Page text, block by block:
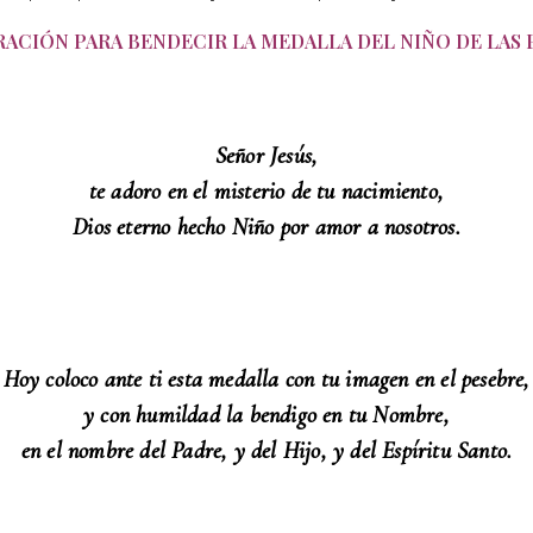
PARA BENDECIR LA MEDALLA DEL NIÑO DE LAS
Señor Jesús,
te adoro en el misterio de tu nacimiento,
Dios eterno hecho Niño por amor a nosotros.
Hoy coloco ante ti esta medalla con tu imagen en el pesebre,
y con humildad la bendigo en tu Nombre,
en el nombre del Padre, y del Hijo, y del Espíritu Santo.